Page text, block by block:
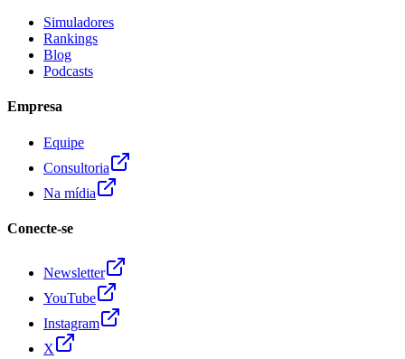
Simuladores
Rankings
Blog
Podcasts
Empresa
Equipe
Consultoria
Na mídia
Conecte-se
Newsletter
YouTube
Instagram
X